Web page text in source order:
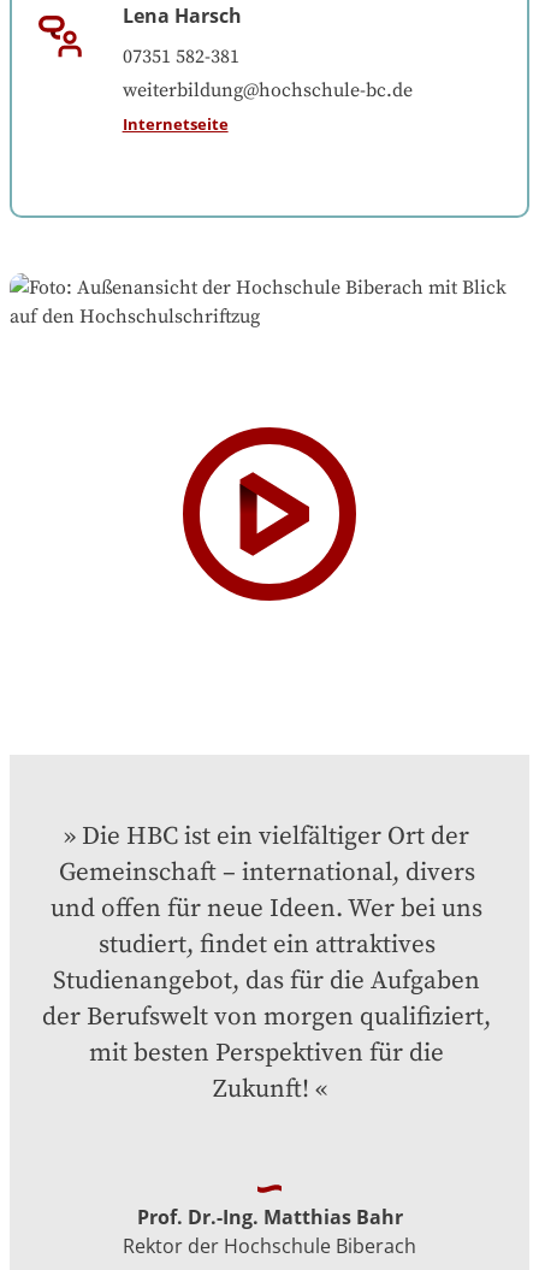
Lena Harsch
07351 582-381
weiterbildung@hochschule-bc.de
Internetseite
Die HBC ist ein vielfältiger Ort der
Gemeinschaft – international, divers
und offen für neue Ideen. Wer bei uns
studiert, findet ein attraktives
Studienangebot, das für die Aufgaben
der Berufswelt von morgen qualifiziert,
mit besten Perspektiven für die
Zukunft!
Prof. Dr.-Ing. Matthias Bahr
Rektor der Hochschule Biberach